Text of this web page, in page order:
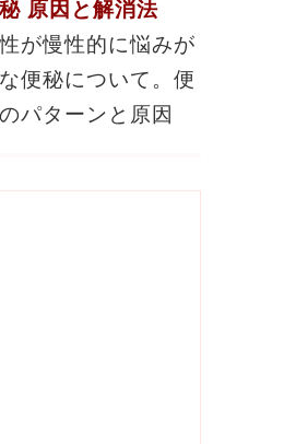
原因と解消法
が慢性的に悩みが
便秘について。便
パターンと原因